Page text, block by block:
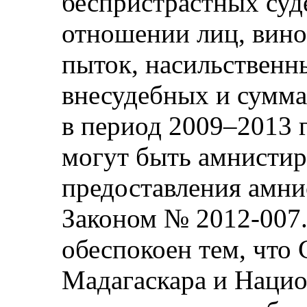
отношении лиц,
пыток,
внесудебных и
в период 2009–2013
могут быть
предоставления
Законом № 2012-
обеспокоен тем,
Мадагаскара и